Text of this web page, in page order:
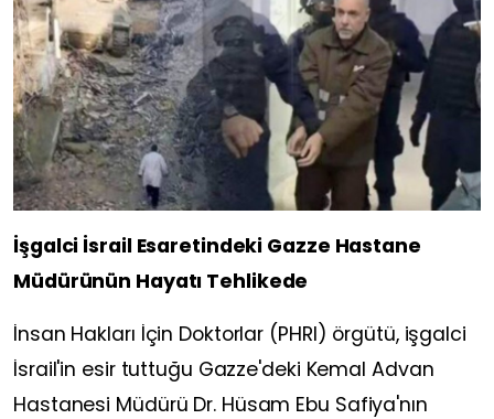
İşgalci İsrail Esaretindeki Gazze Hastane
Müdürünün Hayatı Tehlikede
İnsan Hakları İçin Doktorlar (PHRI) örgütü, işgalci
İsrail'in esir tuttuğu Gazze'deki Kemal Advan
Hastanesi Müdürü Dr. Hüsam Ebu Safiya'nın